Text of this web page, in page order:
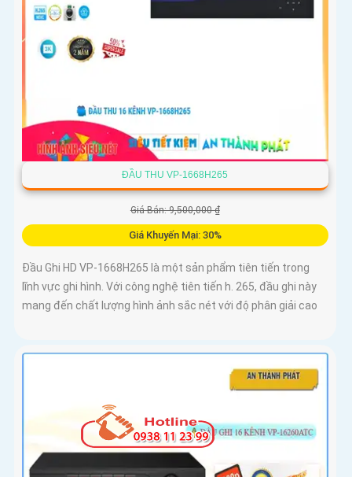
ĐẦU THU VP-1668H265
Giá Bán: 9,500,000 ₫
Giá Khuyến Mại: 30%
Đầu Ghi HD VP-1668H265 là một sản phẩm tiên tiến trong
lĩnh vực ghi hình. Với công nghệ tiên tiến h. 265, đầu ghi này
mang đến chất lượng hình ảnh sắc nét với độ phân giải cao